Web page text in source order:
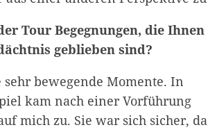
Tour Begegnungen, die Ihnen
geblieben sind?
sehr bewegende Momente. In
kam nach einer Vorführung
mich zu. Sie war sich sicher,